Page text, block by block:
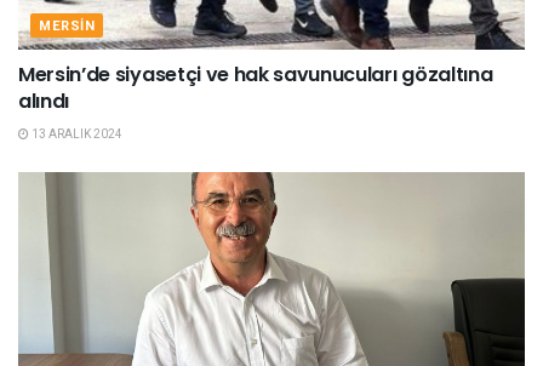
MERSIN
Mersin’de siyasetçi ve hak savunucuları gözaltına
alındı
13 ARALIK 2024